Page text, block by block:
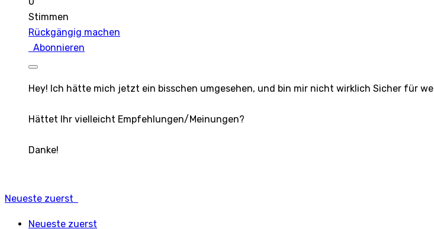
Stimmen
Rückgängig machen
Abonnieren
Hey! Ich hätte mich jetzt ein bisschen umgesehen, und bin mir nicht wirklich Sicher für
Hättet Ihr vielleicht Empfehlungen/Meinungen?
Danke!
Neueste zuerst
Neueste zuerst